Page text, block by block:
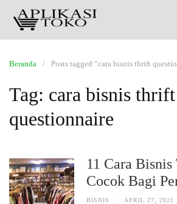
Beranda Posts tagged “cara bisnis thrift
Tag: cara bisnis thrift
questionnaire
11 Cara
Cocok Bagi
BISNIS · APRIL 27, 2021